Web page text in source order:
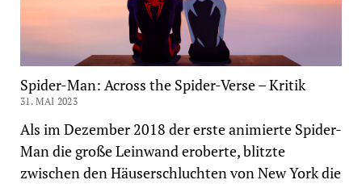
Spider-Man: Across the Spider-Verse – Kritik
31. MAI 2023
Als im Dezember 2018 der erste animierte Spider-
Man die große Leinwand eroberte, blitzte
zwischen den Häuserschluchten von New York die